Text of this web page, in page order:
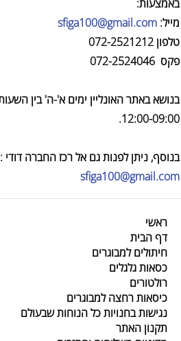
באמצעות:
מייל: sfiga100@gmail.com
טלפון 072-2521212
פקס 072-2524046
12:00-09:00.
בנוסף, ניתן לפנות גם אל רכז החברה דודי :
sfiga100@gmail.com
ראשי
דף הבית
חיתולים למבוגרים
כסאות גלגלים
רולטורים
כיסאות רחצה למבוגרים
נגישות בחנויות כל הנוחות שבעולם
תקנון האתר